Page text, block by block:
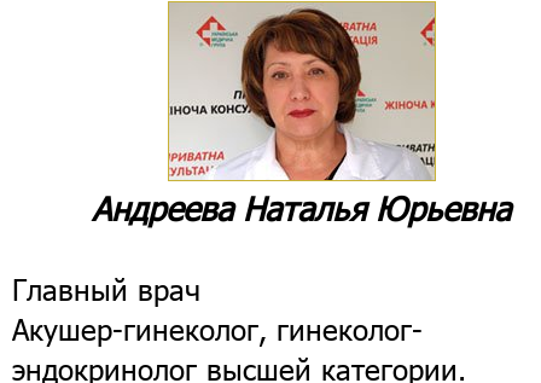
Андреева Наталья Юрьевна
Главный врач
Акушер-гинеколог, гинеколог-
эндокринолог высшей категории.